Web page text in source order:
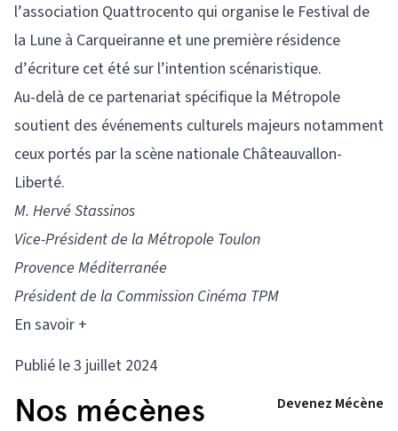
l’association Quattrocento qui organise le Festival de
la Lune à Carqueiranne et une première résidence
d’écriture cet été sur l’intention scénaristique.
Au-delà de ce partenariat spécifique la Métropole
soutient des événements culturels majeurs notamment
ceux portés par la scène nationale Châteauvallon-
Liberté.
M. Hervé Stassinos
Vice-Président de la Métropole Toulon
Provence Méditerranée
Président de la Commission Cinéma TPM
En savoir +
Publié le 3 juillet 2024
Nos mécènes Devenez Mécène